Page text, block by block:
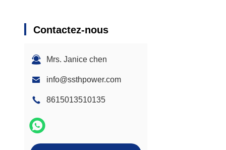
Contactez-nous
Mrs. Janice chen
info@ssthpower.com
8615013510135